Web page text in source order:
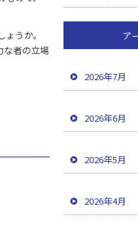
うか。
な者の立場
ア
2026年7月
2026年6月
2026年5月
2026年4月